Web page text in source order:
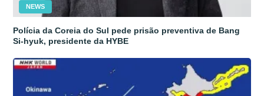
NEWS
Polícia da Coreia do Sul pede prisão preventiva de Bang
Si-hyuk, presidente da HYBE